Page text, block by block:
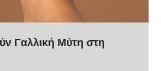
Γαλλική Μύτη στη